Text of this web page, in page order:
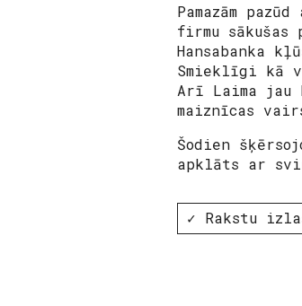
Pamazām
firmu sākušas
Hansabanka
Smieklīgi kā
Arī Laima jau
maiznīcas
Šodien
apklāts ar
✓ Rakstu